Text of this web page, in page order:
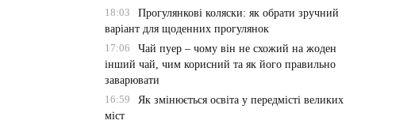
18:03
Прогулянкові коляски: як обрати зручний
варіант для щоденних прогулянок
17:06
Чай пуер – чому він не схожий на жоден
інший чай, чим корисний та як його правильно
заварювати
16:59
Як змінюється освіта у передмісті великих
міст